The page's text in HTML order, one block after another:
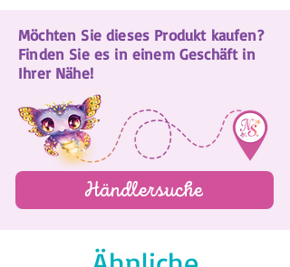
-Découvre les bienfaits de l'ennui!
-Histoire exclusive: Stella passe au
-Tutoriel de dessin étape par étape
-Participe à notre défi créatif 31
jours
- Et encore plus ...
Möchten Sie dieses Produkt kaufen?
Finden Sie es in einem Geschäft in
Ihrer Nähe!
Händlersuche